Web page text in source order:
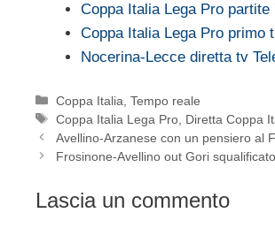
Coppa Italia Lega Pro partite
Coppa Italia Lega Pro primo
Nocerina-Lecce diretta tv
Categorie
Coppa Italia ,Tempo reale
Tag
Coppa Italia Lega Pro Diretta Coppa
Avellino-Arzanese con un pensiero al
Frosinone-Avellino out Gori squalificato
Lascia un commento